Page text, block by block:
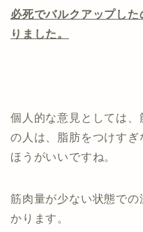
必死でバルクアップし
りました。
個人的な意見としては
の人は、脂肪をつけす
ほうがいいですね。
筋肉量が少ない状態で
かります。